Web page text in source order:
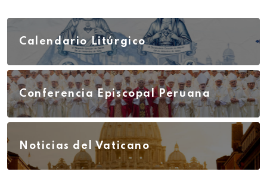
Calendario Litúrgico
Conferencia Episcopal Peruana
Noticias del Vaticano